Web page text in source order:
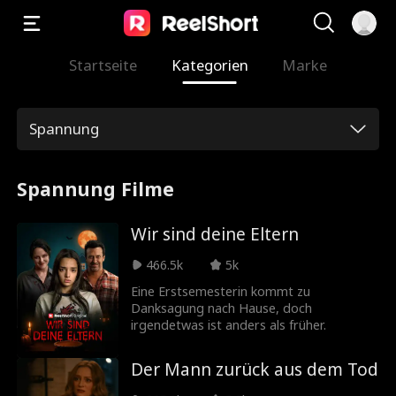
Startseite Kategorien Marke
Spannung
Spannung Filme
Wir sind deine Eltern
466.5k
5k
Eine Erstsemesterin kommt zu
Danksagung nach Hause, doch
irgendetwas ist anders als früher.
Der Mann zurück aus dem Tod